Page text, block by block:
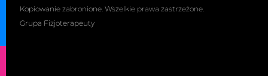
Kopiowanie zabronione. Wszelkie prawa zastrzeżone.
Grupa Fizjoterapeuty